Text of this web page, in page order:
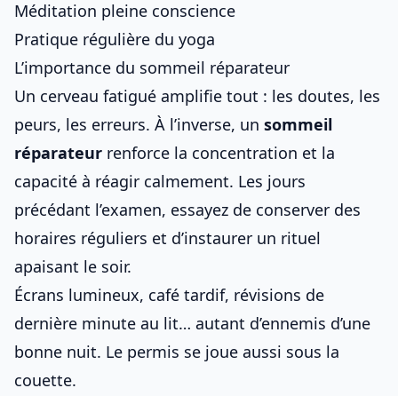
Méditation pleine conscience
Pratique régulière du yoga
L’importance du sommeil réparateur
Un cerveau fatigué amplifie tout : les doutes, les
peurs, les erreurs. À l’inverse, un sommeil
réparateur renforce la concentration et la
capacité à réagir calmement. Les jours
précédant l’examen, essayez de conserver des
horaires réguliers et d’instaurer un rituel
apaisant le soir.
Écrans lumineux, café tardif, révisions de
dernière minute au lit… autant d’ennemis d’une
bonne nuit. Le permis se joue aussi sous la
couette.